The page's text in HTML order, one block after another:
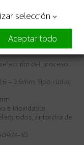
Amp. 3 en 1:
MMA
diferentes materiales
del proceso
– 2.5mm. Tipo: rutilo,
e inoxidable.
antorcha de
10
selección
Aceptar todo